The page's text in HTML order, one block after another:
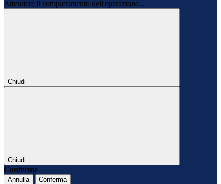
Attendere il completamento dell'operazione...
Chiudi
Chiudi
Conferma
Annulla Conferma